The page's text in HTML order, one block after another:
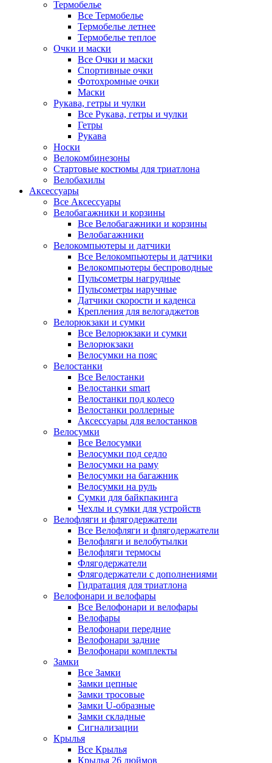
Термобелье
Все Термобелье
Термобелье летнее
Термобелье теплое
Очки и маски
Все Очки и маски
Спортивные очки
Фотохромные очки
Маски
Рукава, гетры и чулки
Все Рукава, гетры и чулки
Гетры
Рукава
Носки
Велокомбинезоны
Стартовые костюмы для триатлона
Велобахилы
Аксессуары
Все Аксессуары
Велобагажники и корзины
Все Велобагажники и корзины
Велобагажники
Велокомпьютеры и датчики
Все Велокомпьютеры и датчики
Велокомпьютеры беспроводные
Пульсометры нагрудные
Пульсометры наручные
Датчики скорости и каденса
Крепления для велогаджетов
Велорюкзаки и сумки
Все Велорюкзаки и сумки
Велорюкзаки
Велосумки на пояс
Велостанки
Все Велостанки
Велостанки smart
Велостанки под колесо
Велостанки роллерные
Аксессуары для велостанков
Велосумки
Все Велосумки
Велосумки под седло
Велосумки на раму
Велосумки на багажник
Велосумки на руль
Сумки для байкпакинга
Чехлы и сумки для устройств
Велофляги и флягодержатели
Все Велофляги и флягодержатели
Велофляги и велобутылки
Велофляги термосы
Флягодержатели
Флягодержатели с дополнениями
Гидратация для триатлона
Велофонари и велофары
Все Велофонари и велофары
Велофары
Велофонари передние
Велофонари задние
Велофонари комплекты
Замки
Все Замки
Замки цепные
Замки тросовые
Замки U-образные
Замки складные
Сигнализации
Крылья
Все Крылья
Крылья 26 дюймов